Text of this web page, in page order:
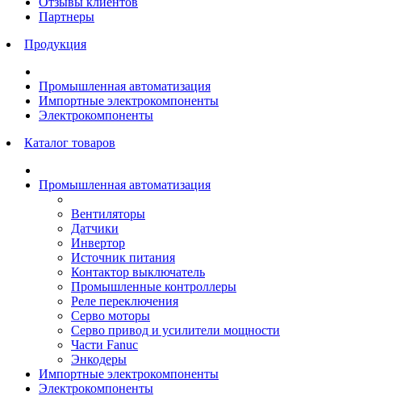
Партнеры
Продукция
Промышленная автоматизация
Импортные электрокомпоненты
Электрокомпоненты
Каталог товаров
Промышленная автоматизация
Вентиляторы
Датчики
Инвертор
Источник питания
Контактор выключатель
Промышленные контроллеры
Реле переключения
Серво моторы
Серво привод и усилители мощности
Части Fanuc
Энкодеры
Импортные электрокомпоненты
Электрокомпоненты